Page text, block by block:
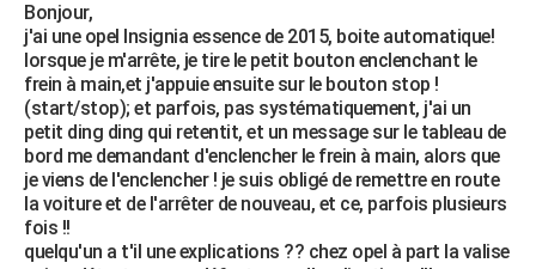
Essais
Réserver un essai
Citadines
Berlines
SUV
Forum auto
+HIGH-TECH
Mobiles
Meilleur smartphone
Internet
Ordinateurs
Jeux vidéo
Guide high-tech
+BRICOLAGE
Forum
Aménagement intérieur
Extérieur
Cuisine
Salle de bains
Jardinage
Rangement
WEEK-END
Guides de France
Escapades
Patrimoine
Expositions
Musées
Week-end nature
+LIFESTYLE
Art de vivre
Bien-être
Loisirs
Mode
Modes de vie
SANTE
Bonjour,
j'ai une opel Insignia essence de 2015, boite automatique!
lorsque je m'arrête, je tire le petit bouton enclenchant le
frein à main,et j'appuie ensuite sur le bouton stop !
(start/stop); et parfois, pas systématiquement, j'ai un
petit ding ding qui retentit, et un message sur le tableau de
bord me demandant d'enclencher le frein à main, alors que
je viens de l'enclencher ! je suis obligé de remettre en route
la voiture et de l'arrêter de nouveau, et ce, parfois plusieurs
fois !!
quelqu'un a t'il une explications ?? chez opel à part la valise